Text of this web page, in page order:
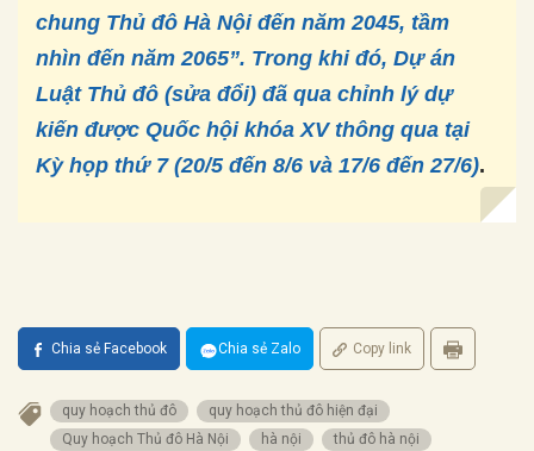
chung Thủ đô Hà Nội đến năm 2045, tầm
nhìn đến năm 2065”. Trong khi đó, Dự án
Luật Thủ đô (sửa đổi) đã qua chỉnh lý dự
kiến được Quốc hội khóa XV thông qua tại
Kỳ họp thứ 7 (20/5 đến 8/6 và 17/6 đến 27/6).
Chia sẻ Facebook Chia sẻ Zalo Copy link
quy hoạch thủ đô
quy hoạch thủ đô hiện đại
Quy hoạch Thủ đô Hà Nội
hà nội
thủ đô hà nội